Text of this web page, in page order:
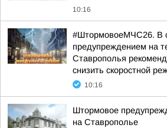
10:16
#ШтормовоеМЧС26. В
предупреждением на
Ставрополья
снизить скоростной
10:16
Штормовое
на Ставрополье